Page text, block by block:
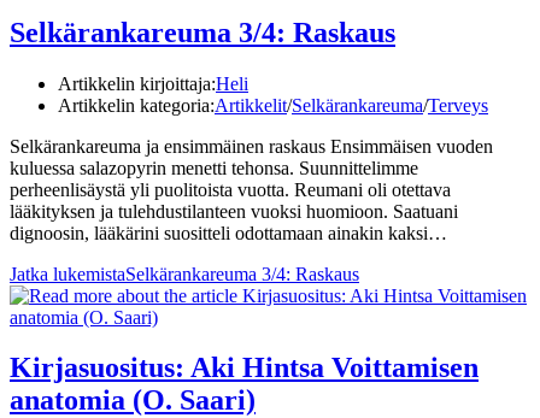
Selkärankareuma 3/4: Raskaus
Artikkelin kirjoittaja:Heli
Artikkelin kategoria:Artikkelit/Selkärankareuma/Terveys
Selkärankareuma ja ensimmäinen raskaus Ensimmäisen vuoden
kuluessa salazopyrin menetti tehonsa. Suunnittelimme
perheenlisäystä yli puolitoista vuotta. Reumani oli otettava
lääkityksen ja tulehdustilanteen vuoksi huomioon. Saatuani
dignoosin, lääkärini suositteli odottamaan ainakin kaksi…
Jatka lukemistaSelkärankareuma 3/4: Raskaus
Kirjasuositus: Aki Hintsa Voittamisen
anatomia (O. Saari)